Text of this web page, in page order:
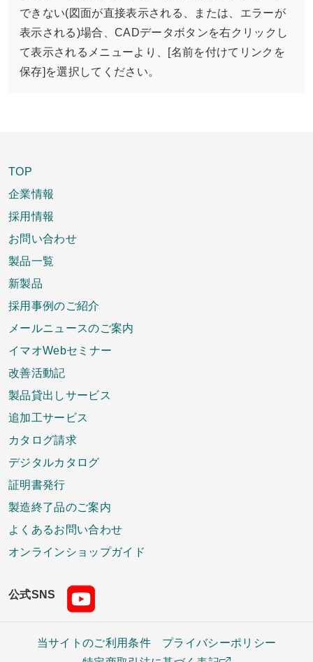
できない(図面が直接表示される、または、エラーが
表示される)場合、CADデータボタンを右クリックし
て表示されるメニューより、[名前を付けてリンクを
保存]を選択してください。
TOP
企業情報
採用情報
お問い合わせ
製品一覧
新製品
採用事例のご紹介
メールニュースのご案内
イマオWebセミナー
改善活動記
製品貸出しサービス
追加工サービス
カタログ請求
デジタルカタログ
証明書発行
製造終了品のご案内
よくあるお問い合わせ
オンラインショップガイド
公式SNS
当サイトのご利用条件
プライバシーポリシー